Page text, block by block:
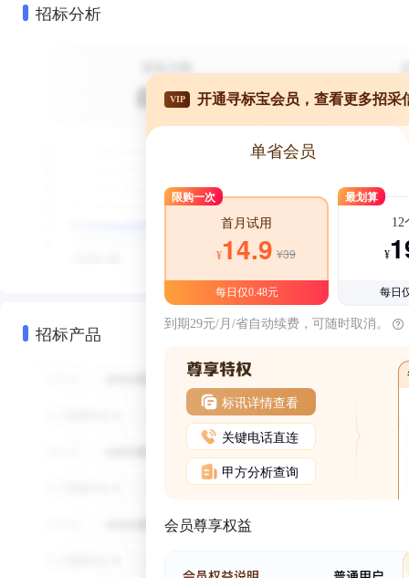
招标分析
招标产品
VIP 开通寻标宝会员，查看更多招采
单省会员
限购一次
首月试用
¥14.9 ¥39
每日仅0.48元
最划算
12
¥
每日
到期29元/月/省自动续费，可随时取消。
标讯详情查看
关键电话直连
甲方分析查询
会员尊享权益